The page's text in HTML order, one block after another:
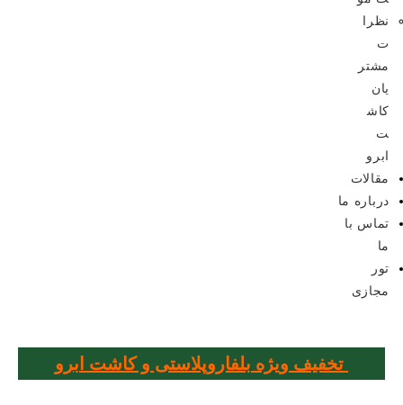
نظرا
ت
مشتر
یان
کاش
ت
ابرو
مقالات
درباره ما
تماس با
ما
تور
مجازی
تخفیف ویژه بلفاروپلاستی و کاشت ابرو